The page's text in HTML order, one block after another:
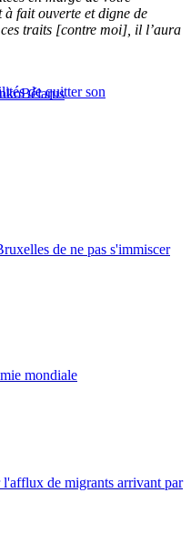
fait ouverte et digne de
traits [contre moi], il l’aura
de quitter son
Bélarus
de ne pas s'immiscer
mondiale
l'afflux de migrants arrivant par